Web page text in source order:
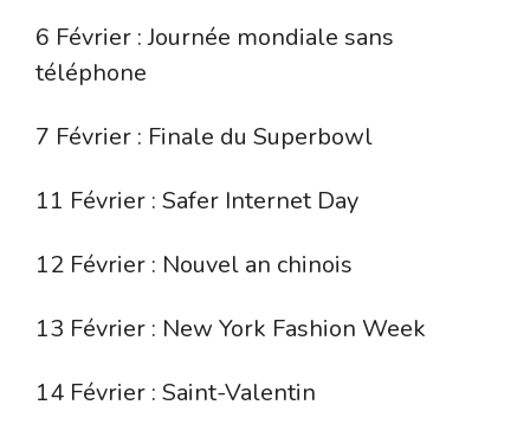
6 Février : Journée mondiale sans
téléphone
7 Février : Finale du Superbowl
11 Février : Safer Internet Day
12 Février : Nouvel an chinois
13 Février : New York Fashion Week
14 Février : Saint-Valentin